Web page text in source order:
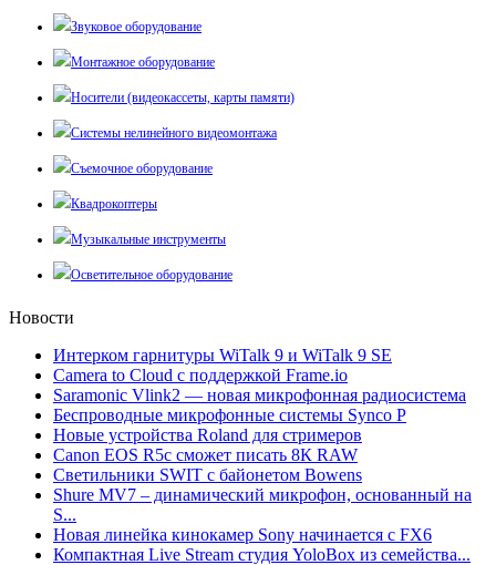
Звуковое оборудование
Монтажное оборудование
Носители (видеокассеты, карты памяти)
Системы нелинейного видеомонтажа
Съемочное оборудование
Квадрокоптеры
Музыкальные инструменты
Осветительное оборудование
Новости
Интерком гарнитуры WiTalk 9 и WiTalk 9 SE
Camera to Cloud с поддержкой Frame.io
Saramonic Vlink2 — новая микрофонная радиосистема
Беспроводные микрофонные системы Synco P
Новые устройства Roland для стримеров
Canon EOS R5c сможет писать 8К RAW
Светильники SWIT с байонетом Bowens
Shure MV7 – динамический микрофон, основанный на
S...
Новая линейка кинокамер Sony начинается с FX6
Компактная Live Stream студия YoloBox из семейства...